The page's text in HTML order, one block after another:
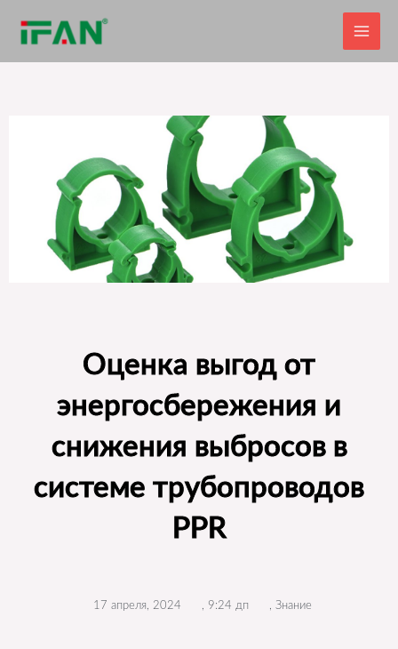
содержимому
Оценка выгод от
энергосбережения и
снижения выбросов в
системе трубопроводов
PPR
17 апреля, 2024 , 9:24 дп , Знание